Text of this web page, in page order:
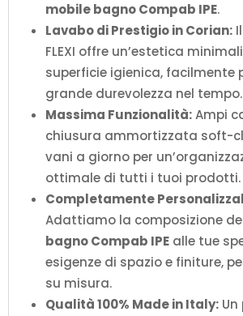
mobile bagno Compab IPE.
Lavabo di Prestigio in Corian:
FLEXI offre un’estetica
superficie igienica, facilmente
grande durevolezza nel tempo.
Massima Funzionalità:Ampi
chiusura ammortizzata soft-
vani a giorno per
ottimale di tutti i tuoi prodotti.
Completamente
Adattiamo la composizione
bagno Compab IPE alle tue
esigenze di spazio e finiture,
su misura.
Qualità 100% Made in Italy: